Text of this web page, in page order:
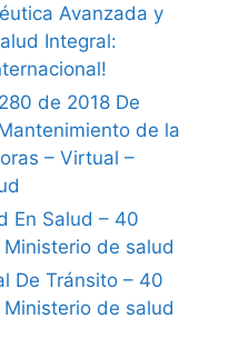
Avanzada y
Integral:
de 2018 De
de la
– Virtual –
En Salud – 40
de salud
De Tránsito – 40
de salud